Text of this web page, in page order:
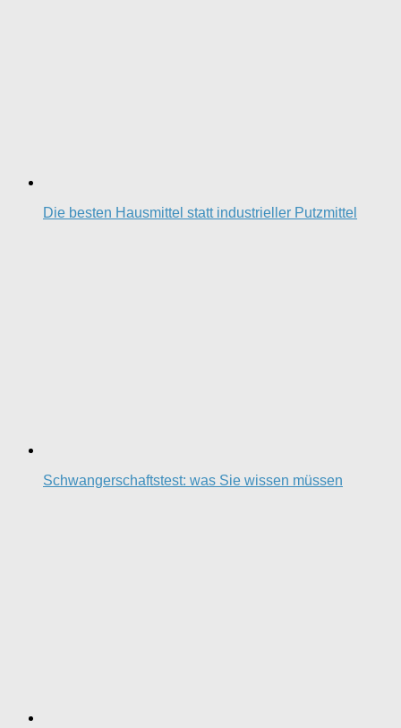
Die besten Hausmittel statt industrieller Putzmittel
Schwangerschaftstest: was Sie wissen müssen